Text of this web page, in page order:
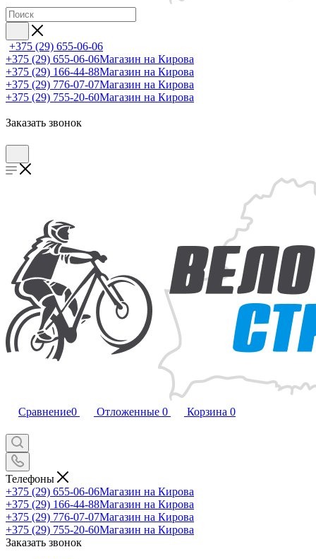
+375 (29) 655-06-06
+375 (29) 655-06-06Магазин на Кирова
+375 (29) 166-44-88Магазин на Кирова
+375 (29) 776-07-07Магазин на Кирова
+375 (29) 755-20-60Магазин на Кирова
Заказать звонок
Сравнение0 Отложенные 0 Корзина 0
Телефоны
+375 (29) 655-06-06Магазин на Кирова
+375 (29) 166-44-88Магазин на Кирова
+375 (29) 776-07-07Магазин на Кирова
+375 (29) 755-20-60Магазин на Кирова
Заказать звонок